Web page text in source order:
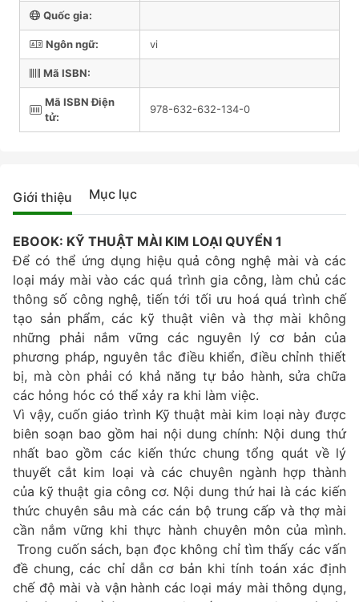
Quốc gia:
Ngôn ngữ: vi
Mã ISBN:
Mã ISBN Điện
tử:
978-632-632-134-0
Giới thiệu Mục lục
EBOOK: KỸ THUẬT MÀI KIM LOẠI QUYỂN 1
Để có thể ứng dụng hiệu quả công nghệ mài và các
loại máy mài vào các quá trình gia công, làm chủ các
thông số công nghệ, tiến tới tối ưu hoá quá trình chế
tạo sản phẩm, các kỹ thuật viên và thợ mài không
những phải nắm vững các nguyên lý cơ bản của
phương pháp, nguyên tắc điều khiển, điều chỉnh thiết
bị, mà còn phải có khả năng tự bảo hành, sửa chữa
các hỏng hóc có thể xảy ra khi làm việc.
Vì vậy, cuốn giáo trình Kỹ thuật mài kim loại này được
biên soạn bao gồm hai nội dung chính: Nội dung thứ
nhất bao gồm các kiến thức chung tổng quát về lý
thuyết cắt kim loại và các chuyên ngành hợp thành
của kỹ thuật gia công cơ. Nội dung thứ hai là các kiến
thức chuyên sâu mà các cán bộ trung cấp và thợ mài
cần nắm vững khi thực hành chuyên môn của mình.
Trong cuốn sách, bạn đọc không chỉ tìm thấy các vấn
đề chung, các chỉ dẫn cơ bản khi tính toán xác định
chế độ mài và vận hành các loại máy mài thông dụng,